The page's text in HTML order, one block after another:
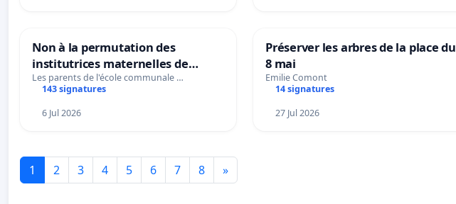
Non à la permutation des
institutrices maternelles de
Bléharies et Laplaigne !
Préservons la stabilité de nos
enfants.
Les parents de l'école communale …
143 signatures
6 Jul 2026
Préserver les arbres de la place du
8 mai
Emilie Comont
14 signatures
27 Jul 2026
1 2 3 4 5 6 7 8 »